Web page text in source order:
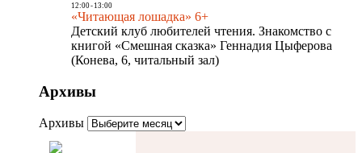
12:00- 13:00
«Читающая лошадка» 6+
Детский клуб любителей чтения. Знакомство с
книгой «Смешная сказка» Геннадия Цыферова
(Конева, 6, читальный зал)
Архивы
Архивы